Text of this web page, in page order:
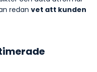
redan vet att kunden